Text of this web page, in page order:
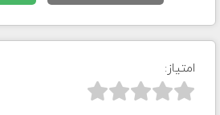
امتیاز:


